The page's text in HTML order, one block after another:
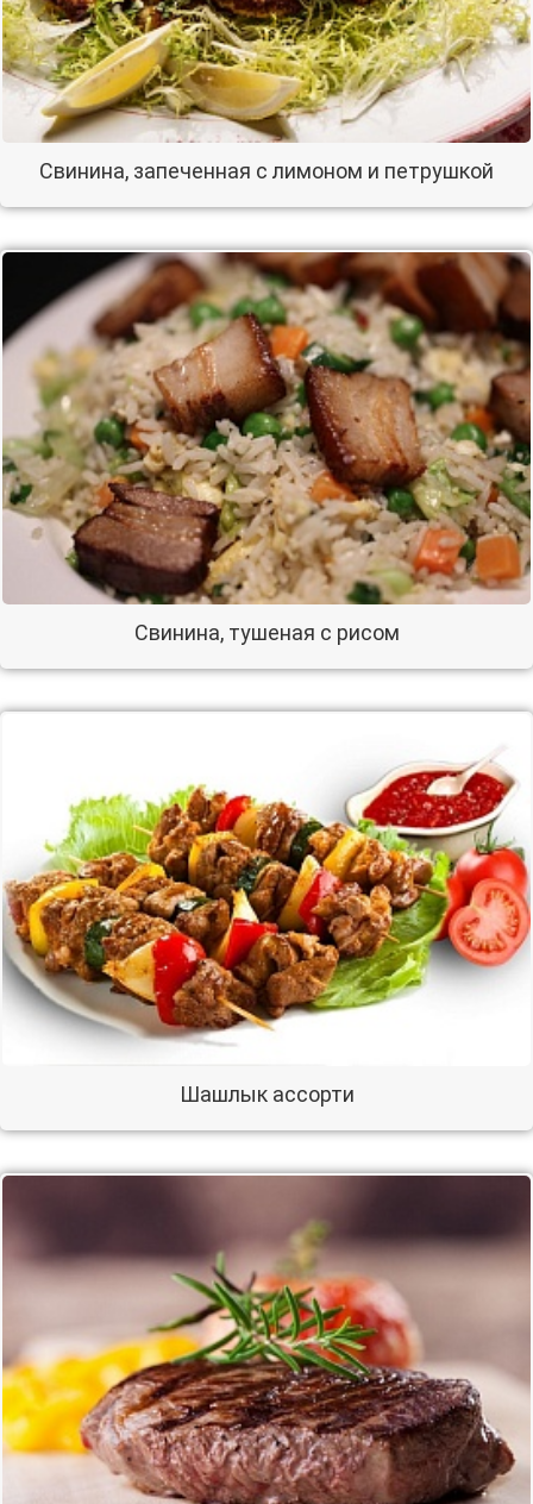
Свинина, запеченная с лимоном и петрушкой
Свинина, тушеная с рисом
Шашлык ассорти